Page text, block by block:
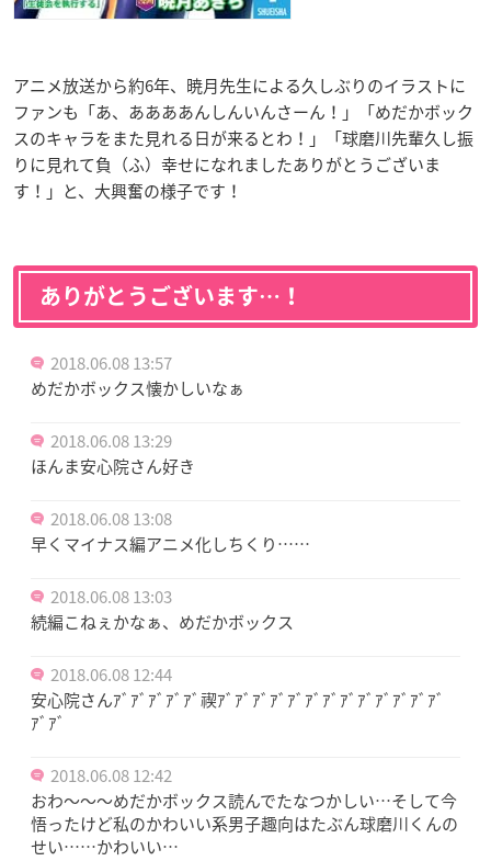
アニメ放送から約6年、暁月先生による久しぶりのイラストに
ファンも「あ、ああああんしんいんさーん！」「めだかボック
スのキャラをまた見れる日が来るとわ！」「球磨川先輩久し振
りに見れて負（ふ）幸せになれましたありがとうございま
す！」と、大興奮の様子です！
ありがとうございます…！
2018.06.08 13:57
めだかボックス懐かしいなぁ
2018.06.08 13:29
ほんま安心院さん好き
2018.06.08 13:08
早くマイナス編アニメ化しちくり……
2018.06.08 13:03
続編こねぇかなぁ、めだかボックス
2018.06.08 12:44
安心院さんｱﾞｱﾞｱﾞｱﾞｱﾞ禊ｱﾞｱﾞｱﾞｱﾞｱﾞｱﾞｱﾞｱﾞｱﾞｱﾞｱﾞｱﾞｱﾞ
ｱﾞｱﾞ
2018.06.08 12:42
おわ～～～めだかボックス読んでたなつかしい…そして今
悟ったけど私のかわいい系男子趣向はたぶん球磨川くんの
せい……かわいい…